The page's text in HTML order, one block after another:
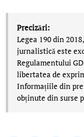
Precizări:
Legea 190 din
jurnalistică este
Regulamentului
libertatea de
Informațiile din
obținute din surse